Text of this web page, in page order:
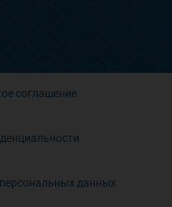
соглашение
данных